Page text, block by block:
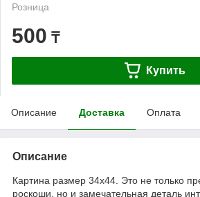
Розница
500 ₸
Купить
Описание Доставка Оплата
Описание
Картина размер 34х44. Это не только
роскоши, но и замечательная деталь